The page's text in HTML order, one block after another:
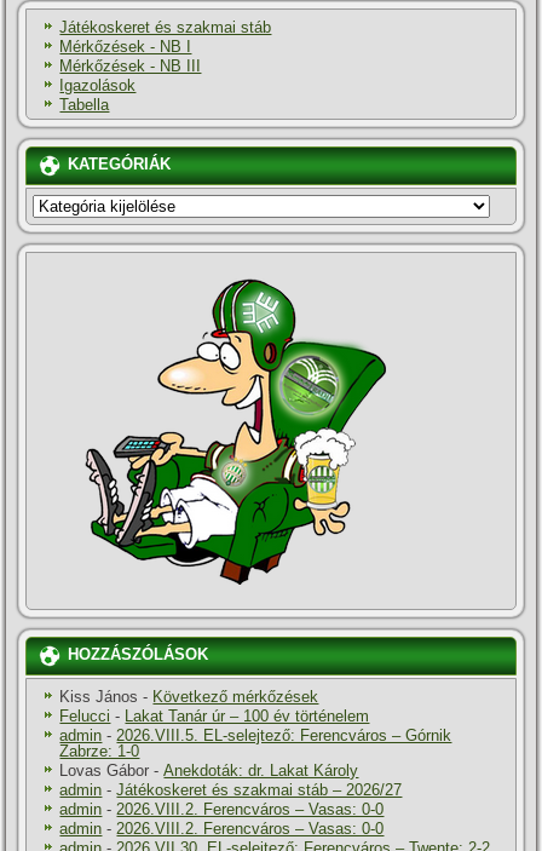
Játékoskeret és szakmai stáb
Mérkőzések - NB I
Mérkőzések - NB III
Igazolások
Tabella
KATEGÓRIÁK
KATEGÓRIÁK
HOZZÁSZÓLÁSOK
Kiss János - Következő mérkőzések
Felucci - Lakat Tanár úr – 100 év történelem
admin -2026.VIII.5. EL-selejtező: Ferencváros – Górnik
Zabrze: 1-0
Lovas Gábor -Anekdoták: dr. Lakat Károly
admin -Játékoskeret és szakmai stáb – 2026/27
admin -2026.VIII.2. Ferencváros – Vasas: 0-0
admin -2026.VIII.2. Ferencváros – Vasas: 0-0